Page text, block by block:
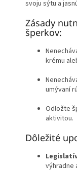
svoju sýtu a
Zásady
šperkov:
krému
umývaní
Odložte
aktivitou.
Dôležité
výhradne